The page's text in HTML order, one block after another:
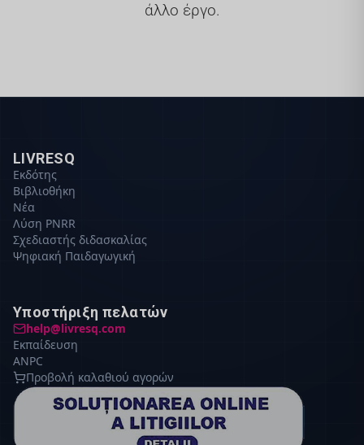
άλλο έργο.
LIVRESQ
Εκδότης
Βιβλιοθήκη
Νέα
Λύση PNRR
Σχεδιαστής διδασκαλίας
Ψηφιακή Παιδαγωγική
Υποστήριξη πελατών
help@livresq.com
Εκπαίδευση
ANPC
Προβολή καλαθιού αγορών